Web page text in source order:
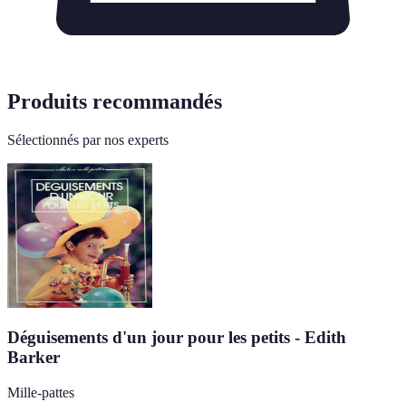
Produits recommandés
Sélectionnés par nos experts
Déguisements d'un jour pour les petits - Edith
Barker
Mille-pattes